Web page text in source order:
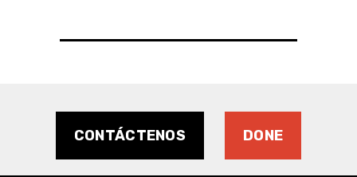
CONTÁCTENOS DONE